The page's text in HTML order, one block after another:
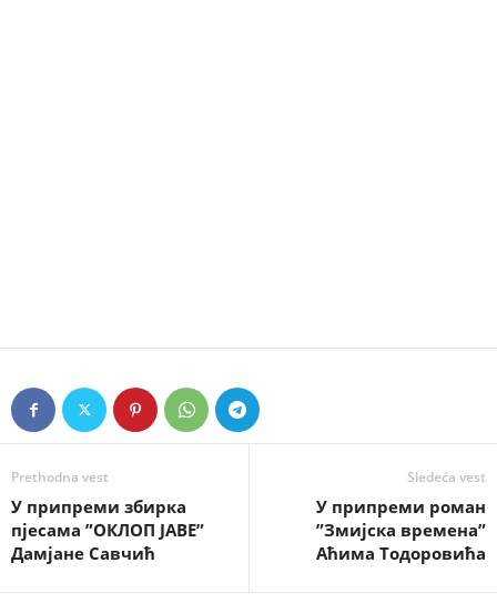
Prethodna vest
У припреми збирка
пјесама ”ОКЛОП ЈАВЕ”
Дамјане Савчић
Sledeća vest
У припреми роман
”Змијска времена”
Аћима Тодоровића